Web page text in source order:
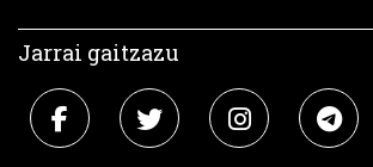
Jarrai gaitzazu